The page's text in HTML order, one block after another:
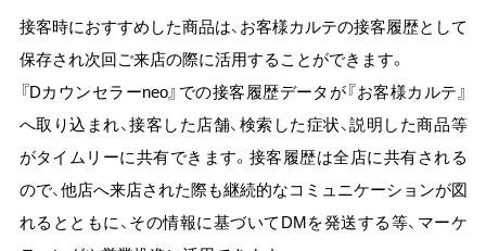
接客時におすすめした商品は、お客様カルテの接客履歴として
保存され次回ご来店の際に活用することができます。
『Dカウンセラーneo』での接客履歴データが『お客様カルテ』
へ取り込まれ、接客した店舗、検索した症状、説明した商品等
がタイムリーに共有できます。接客履歴は全店に共有される
ので、他店へ来店された際も継続的なコミュニケーションが図
れるとともに、その情報に基づいてDMを発送する等、マーケ